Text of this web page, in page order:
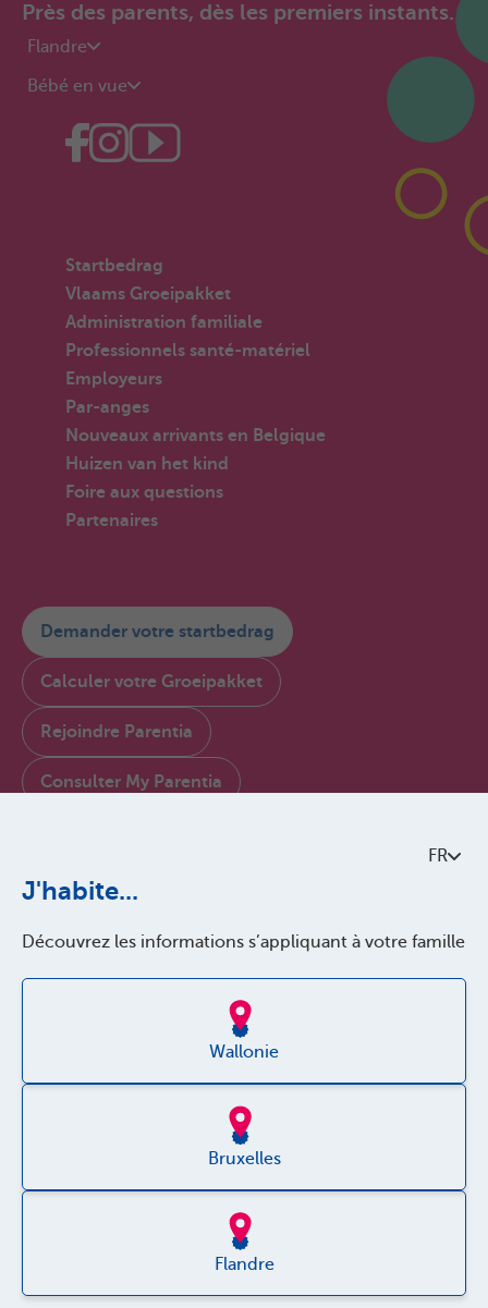
FR
J'habite...
Découvrez les informations s’appliquant à votre famille
Wallonie
Bruxelles
Flandre
Près des parents, dès les premiers instants.
Flandre
Bébé en vue
Startbedrag
Vlaams Groeipakket
Administration familiale
Professionnels santé-matériel
Employeurs
Par-anges
Nouveaux arrivants en Belgique
Huizen van het kind
Foire aux questions
Partenaires
Demander votre startbedrag
Calculer votre Groeipakket
Rejoindre Parentia
Consulter My Parentia
À propos de Parentia
Accessibilité